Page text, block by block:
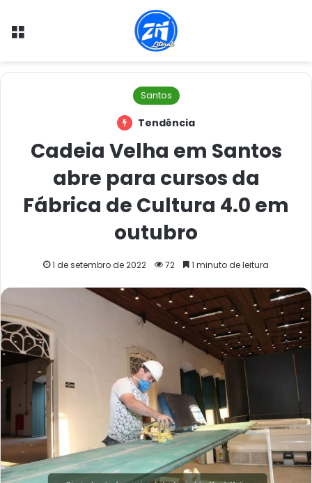
Menu
Santos
Tendência
Cadeia Velha em Santos
abre para cursos da
Fábrica de Cultura 4.0 em
outubro
1 de setembro de 2022 72 1 minuto de leitura